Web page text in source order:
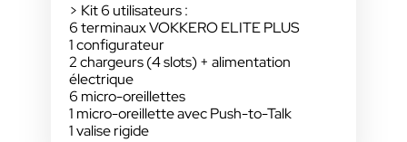
> Kit 6 utilisateurs :
6 terminaux VOKKERO ELITE PLUS
1 configurateur
2 chargeurs (4 slots) + alimentation
électrique
6 micro-oreillettes
1 micro-oreillette avec Push-to-Talk
1 valise rigide